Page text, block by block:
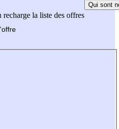
recharge la liste des offres
Qui sont